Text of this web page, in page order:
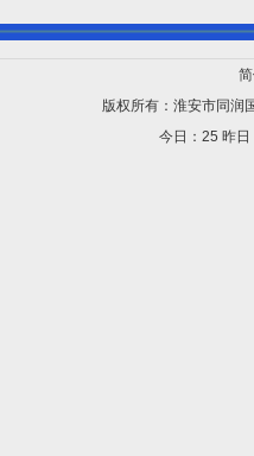
版权所有：淮安市同润
今日： 25 昨日